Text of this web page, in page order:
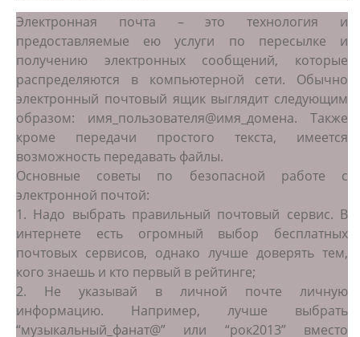
Электронная почта – это технология и
предоставляемые ею услуги по пересылке и
получению электронных сообщений, которые
распределяются в компьютерной сети. Обычно
электронный почтовый ящик выглядит следующим
образом: имя_пользователя@имя_домена. Также
кроме передачи простого текста, имеется
возможность передавать файлы.
Основные советы по безопасной работе с
электронной почтой:
1. Надо выбрать правильный почтовый сервис. В
интернете есть огромный выбор бесплатных
почтовых сервисов, однако лучше доверять тем,
кого знаешь и кто первый в рейтинге;
2. Не указывай в личной почте личную
информацию. Например, лучше выбрать
“музыкальный_фанат@” или “рок2013” вместо